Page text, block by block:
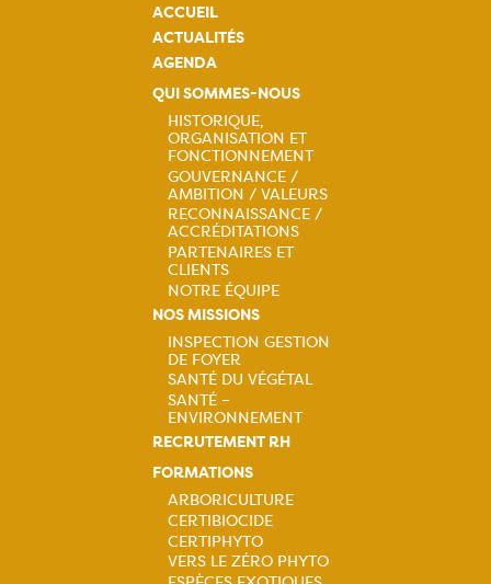
ACCUEIL
ACTUALITÉS
AGENDA
QUI SOMMES-NOUS
Navigation
principale
HISTORIQUE,
ORGANISATION ET
FONCTIONNEMENT
GOUVERNANCE /
AMBITION / VALEURS
RECONNAISSANCE /
ACCRÉDITATIONS
PARTENAIRES ET
CLIENTS
NOTRE ÉQUIPE
NOS MISSIONS
Navigation
principale
INSPECTION GESTION
DE FOYER
SANTÉ DU VÉGÉTAL
SANTÉ –
ENVIRONNEMENT
RECRUTEMENT RH
FORMATIONS
Navigation
ARBORICULTURE
CERTIBIOCIDE
CERTIPHYTO
VERS LE ZÉRO PHYTO